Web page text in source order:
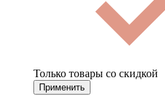
Только товары со скидкой
Применить